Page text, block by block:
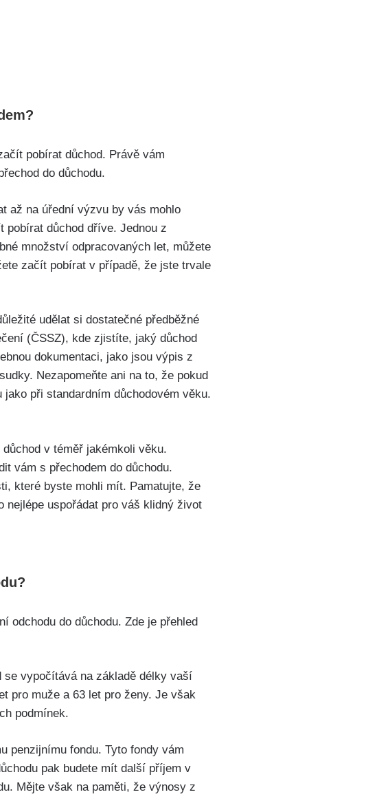
pobírat důchod. Právě vám
do důchodu.
až na úřední výzvu by vás mohlo
důchod dříve. Jednou z
množství odpracovaných let, můžete
začít pobírat v případě, že jste trvale
udělat si dostatečné předběžné
(ČSSZ), kde zjistíte, jaký důchod
dokumentaci, jako jsou výpis z
Nezapomeňte ani na to, že pokud
při standardním důchodovém věku.
v téměř jakémkoli věku.
vám s přechodem do důchodu.
které byste mohli mít. Pamatujte, že
nejlépe uspořádat pro váš klidný život
odchodu do důchodu. Zde je přehled
se vypočítává na základě délky vaší
pro muže a 63 let pro ženy. Je však
podmínek.
penzijnímu fondu. Tyto fondy vám
pak budete mít další příjem v
Mějte však na paměti, že výnosy z